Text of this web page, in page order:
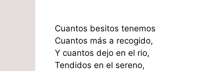
Cuantos besitos tenemos
Cuantos más a recogido,
Y cuantos dejo en el rio,
Tendidos en el sereno,